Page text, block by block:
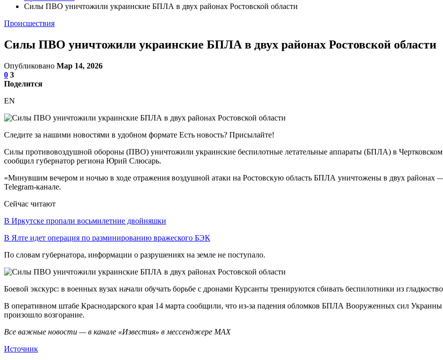
Силы ПВО уничтожили украинские БПЛА в двух районах Ростовской области
Происшествия
Силы ПВО уничтожили украинские БПЛА в двух районах Ростовской области
Опубликовано Мар 14, 2026
0 3
Поделится
EN
Следите за нашими новостями в удобном формате Есть новость? Присылайте!
Силы противовоздушной обороны (ПВО) уничтожили украинские беспилотные летательные аппараты (БПЛА) в
сообщил губернатор региона Юрий Слюсарь.
«Минувшим вечером и ночью в ходе отражения воздушной атаки на Ростовскую область БПЛА уничтожены в двух районах
Telegram-канале.
Сейчас читают
В Иркутске пропали восьмилетние двойняшки
В Ялте идет операция по разминированию вражеского БЭК
По словам губернатора, информации о разрушениях на земле не поступало.
Боевой экскурс: в военных вузах начали обучать борьбе с дронами Курсанты тренируются сбивать беспилотники из
В оперативном штабе Краснодарского края 14 марта сообщили, что из-за падения обломков БПЛА Вооруженных сил
произошло возгорание.
Все важные новости — в канале «Известия» в мессенджере МАХ
Источник